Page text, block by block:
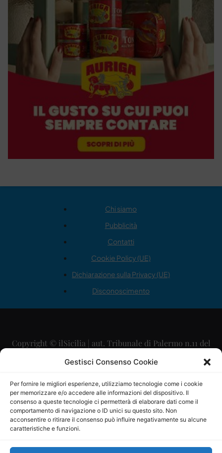
Gestisci Consenso Cookie
Per fornire le migliori esperienze, utilizziamo tecnologie come i cookie
per memorizzare e/o accedere alle informazioni del dispositivo. Il
consenso a queste tecnologie ci permetterà di elaborare dati come il
comportamento di navigazione o ID unici su questo sito. Non
acconsentire o ritirare il consenso può influire negativamente su alcune
caratteristiche e funzioni.
Chi siamo
Pubblicità
Contatti
Cookie Policy (UE)
Dichiarazione sulla Privacy (UE)
Disconoscimento
Copyright © ilSicilia | aut. Tribunale di Palermo n.11 del
29/09/2015
Direttore Editoriale: Maurizio Scaglione
Direttore Responsabile: Maria Calabrese